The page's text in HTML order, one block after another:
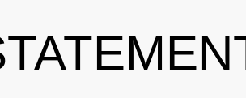
Vorstand NADC Kortison im